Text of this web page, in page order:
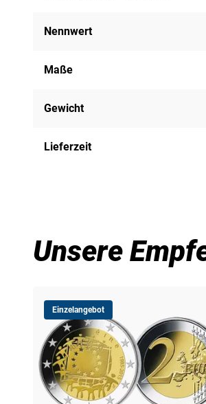
Nennwert
Maße
Gewicht
Lieferzeit
Unsere
Einzelangebot